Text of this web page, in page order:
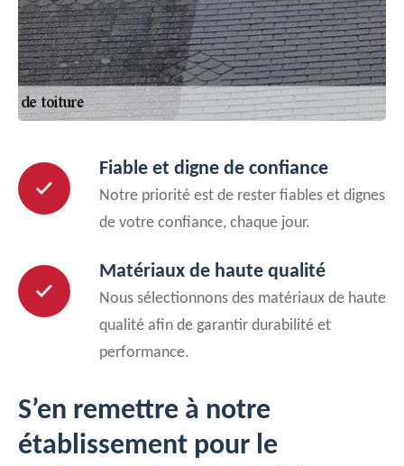
Fiable et digne de confiance
Notre priorité est de rester fiables et dignes
de votre confiance, chaque jour.
Matériaux de haute qualité
Nous sélectionnons des matériaux de haute
qualité afin de garantir durabilité et
performance.
S’en remettre à notre
établissement pour le